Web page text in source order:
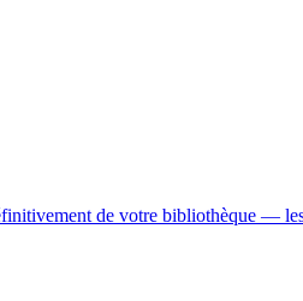
de votre bibliothèque —